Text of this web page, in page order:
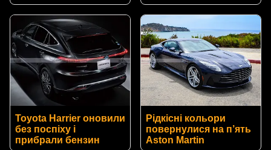
Toyota Harrier оновили
без поспіху і
прибрали бензин
Рідкісні кольори
повернулися на п’ять
Aston Martin